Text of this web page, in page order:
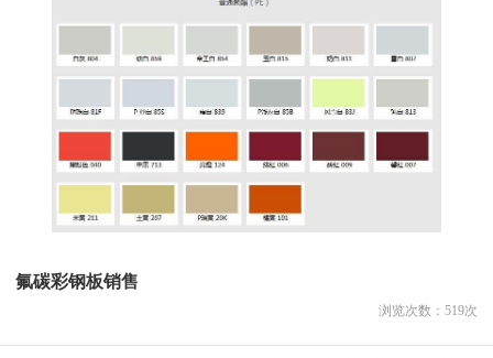
氟碳彩钢板销售
浏览次数： 519次